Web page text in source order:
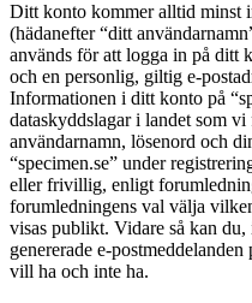
Ditt konto kommer alltid minst
(hädanefter “ditt
används för att logga in på ditt
och en personlig, giltig e-
Informationen i ditt konto på
dataskyddslagar i landet som
användarnamn, lösenord och
“specimen.se” under
eller frivillig, enligt
forumledningens val välja
visas publikt. Vidare så kan
genererade e-
vill ha och inte ha.